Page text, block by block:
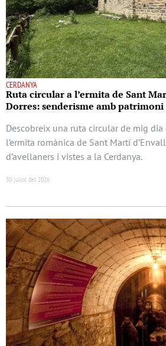
CERDANYA
Ruta circular a l’ermita de Sant
Dorres: senderisme amb
Descobreix una ruta circular de mig dia
l’ermita romànica de Sant Martí
d’avellaners i vistes a la Cerdanya.
30 juliol del 2026